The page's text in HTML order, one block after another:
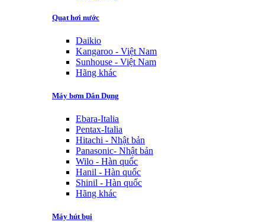
Quạt hơi nước
Daikio
Kangaroo - Việt Nam
Sunhouse - Việt Nam
Hãng khác
Máy bơm Dân Dụng
Ebara-Italia
Pentax-Italia
Hitachi - Nhật bản
Panasonic- Nhật bản
Wilo - Hàn quốc
Hanil - Hàn quốc
Shinil - Hàn quốc
Hãng khác
Máy hút bụi